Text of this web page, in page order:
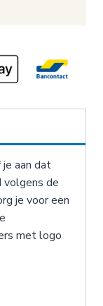
aan dat
volgens de
je voor een
met logo